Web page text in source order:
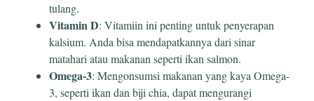
tulang.
Vitamin D: Vitamiin ini penting untuk penyerapan
kalsium. Anda bisa mendapatkannya dari sinar
matahari atau makanan seperti ikan salmon.
Omega-3: Mengonsumsi makanan yang kaya Omega-
3, seperti ikan dan biji chia, dapat mengurangi